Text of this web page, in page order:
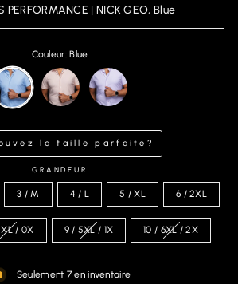
PERFORMANCE | NICK GEO, Blue
Couleur: Blue
la taille parfaite?
GRANDEUR
3 / M 4 / L 5 / XL 6 / 2XL
/ 0X 9 / 5XL / 1X 10 / 6XL / 2X
Seulement 7 en inventaire